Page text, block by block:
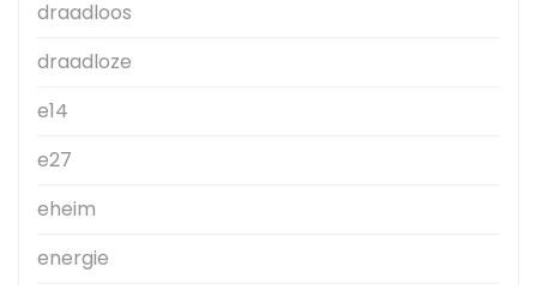
draadloos
draadloze
e14
e27
eheim
energie